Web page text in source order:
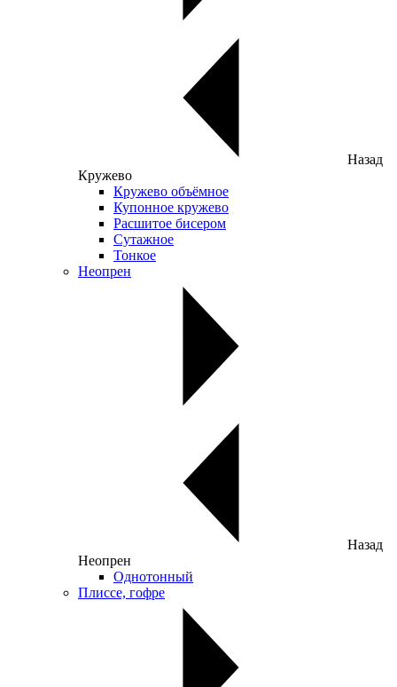
Назад
Кружево
Кружево объёмное
Купонное кружево
Расшитое бисером
Сутажное
Тонкое
Неопрен
Назад
Неопрен
Однотонный
Плиссе, гофре